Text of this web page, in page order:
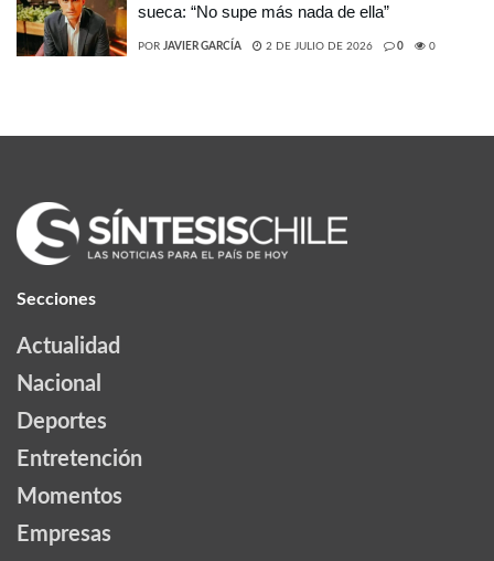
sueca: “No supe más nada de ella”
POR JAVIER GARCÍA 2 DE JULIO DE 2026 0 0
Secciones
Actualidad
Nacional
Deportes
Entretención
Momentos
Empresas